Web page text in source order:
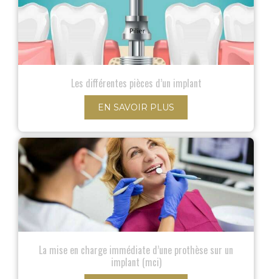
Les différentes pièces d’un implant
EN SAVOIR PLUS
La mise en charge immédiate d’une prothèse sur un
implant (mci)